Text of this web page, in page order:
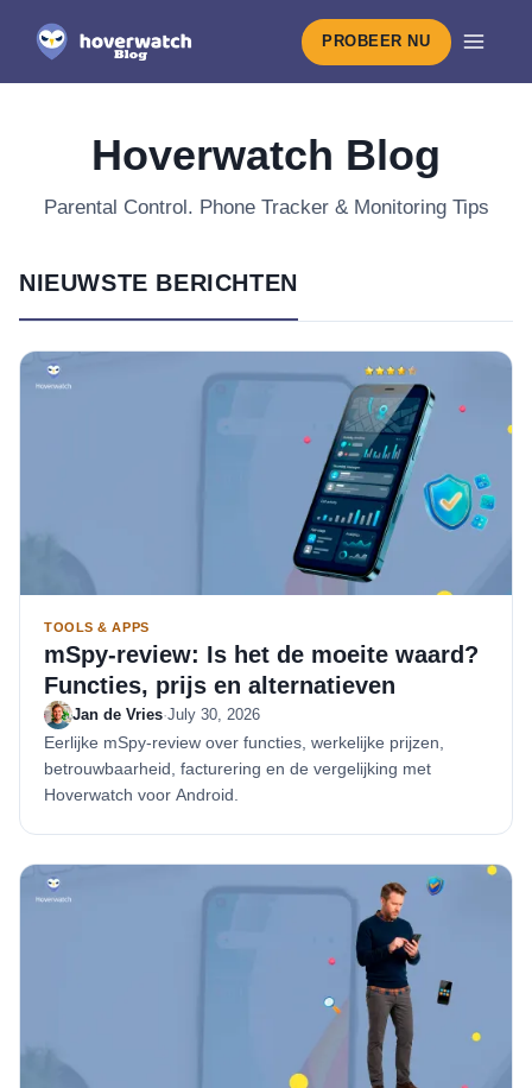
PROBEER NU
Hoverwatch Blog
Parental Control. Phone Tracker & Monitoring Tips
NIEUWSTE BERICHTEN
TOOLS & APPS
mSpy-review: Is het de moeite waard?
Functies, prijs en alternatieven
Jan de Vries·July 30, 2026
Eerlijke mSpy-review over functies, werkelijke prijzen,
betrouwbaarheid, facturering en de vergelijking met
Hoverwatch voor Android.